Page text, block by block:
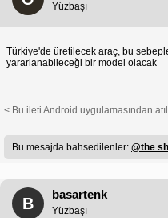
Yüzbaşı
Türkiye'de üretilecek araç, bu
yararlanabileceği bir model olacak
< Bu ileti Android uygulamasından
Bu mesajda bahsedilenler: @the
B
basartenk
Yüzbaşı